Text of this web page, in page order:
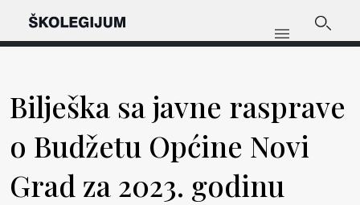
Bilješka sa javne rasprave
o Budžetu Općine Novi
Grad za 2023. godinu